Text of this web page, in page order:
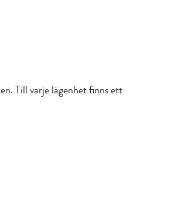
Till varje lägenhet finns ett